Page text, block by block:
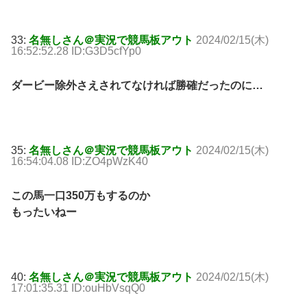
33: 名無しさん＠実況で競馬板アウト 2024/02/15(木)
16:52:52.28 ID:G3D5cfYp0
ダービー除外さえされてなければ勝確だったのに…
35: 名無しさん＠実況で競馬板アウト 2024/02/15(木)
16:54:04.08 ID:ZO4pWzK40
この馬一口350万もするのか
もったいねー
40: 名無しさん＠実況で競馬板アウト 2024/02/15(木)
17:01:35.31 ID:ouHbVsqQ0